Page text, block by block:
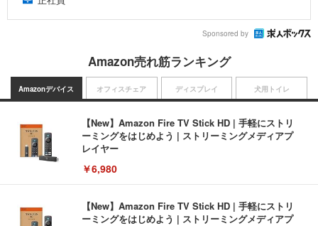
Sponsored by
Amazon売れ筋ランキング
Amazonデバイス
【New】Amazon Fire TV Stick HD | 手軽にストリ
ーミングをはじめよう | ストリーミングメディアプ
レイヤー
￥6,980
【New】Amazon Fire TV Stick HD | 手軽にストリ
ーミングをはじめよう | ストリーミングメディアプ
オフィスチェア ディスプレイ 犬用トイレ